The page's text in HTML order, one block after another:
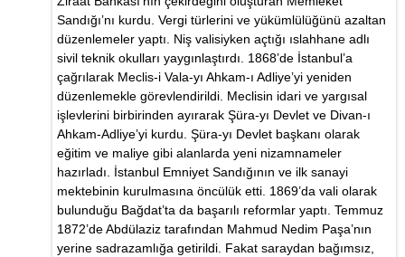
Sandığı’nı kurdu. Vergi türlerini ve yükümlülüğünü azaltan
düzenlemeler yaptı. Niş valisiyken açtığı ıslahhane adlı
sivil teknik okulları yaygınlaştırdı. 1868’de İstanbul’a
çağrılarak Meclis-i Vala-yı Ahkam-ı Adliye’yi yeniden
düzenlemekle görevlendirildi. Meclisin idari ve yargısal
işlevlerini birbirinden ayırarak Şüra-yı Devlet ve Divan-ı
Ahkam-Adliye’yi kurdu. Şüra-yı Devlet başkanı olarak
eğitim ve maliye gibi alanlarda yeni nizamnameler
hazırladı. İstanbul Emniyet Sandığının ve ilk sanayi
mektebinin kurulmasına öncülük etti. 1869’da vali olarak
bulunduğu Bağdat’ta da başarılı reformlar yaptı. Temmuz
1872’de Abdülaziz tarafından Mahmud Nedim Paşa’nın
yerine sadrazamlığa getirildi. Fakat saraydan bağımsız,